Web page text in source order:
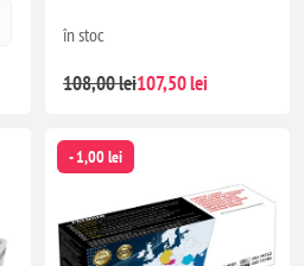
în stoc
108,00 lei107,50 lei
- 1,00 lei